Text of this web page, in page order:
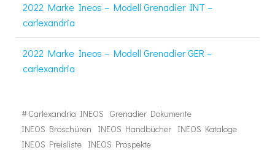
2022 Marke Ineos – Modell Grenadier INT –
carlexandria
2022 Marke Ineos – Modell Grenadier GER –
carlexandria
#Carlexandria INEOS Grenadier Dokumente
INEOS Broschüren
INEOS Handbücher INEOS Kataloge
INEOS Preisliste INEOS Prospekte